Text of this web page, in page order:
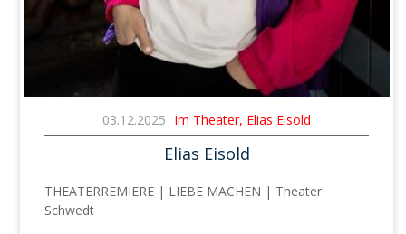
03.12.2025 Im Theater, Elias Eisold
Elias Eisold
THEATERREMIERE | LIEBE MACHEN | Theater
Schwedt